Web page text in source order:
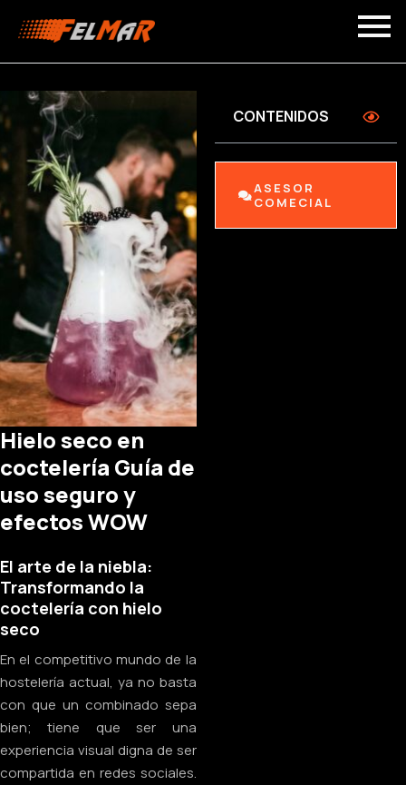
CONTENIDOS
ASESOR
COMECIAL
Hielo seco en
coctelería Guía de
uso seguro y
efectos WOW
El arte de la niebla:
Transformando la
coctelería con hielo
seco
En el competitivo mundo de la
hostelería actual, ya no basta
con que un combinado sepa
bien; tiene que ser una
experiencia visual digna de ser
compartida en redes sociales.